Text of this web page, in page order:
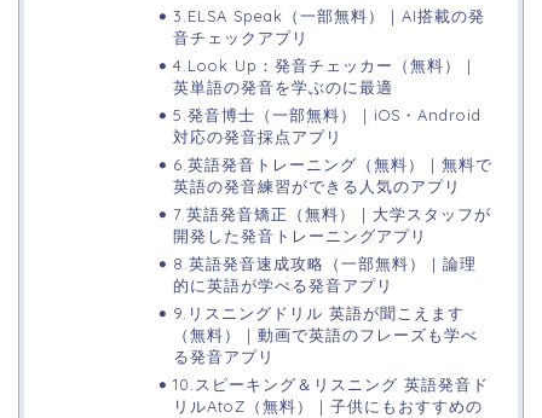
3.ELSA Speak（一部無料）｜AI搭載の発
音チェックアプリ
4.Look Up：発音チェッカー（無料）｜
英単語の発音を学ぶのに最適
5.発音博士（一部無料）｜iOS・Android
対応の発音採点アプリ
6.英語発音トレーニング（無料）｜無料で
英語の発音練習ができる人気のアプリ
7.英語発音矯正（無料）｜大学スタッフが
開発した発音トレーニングアプリ
8.英語発音速成攻略（一部無料）｜論理
的に英語が学べる発音アプリ
9.リスニングドリル 英語が聞こえます
（無料）｜動画で英語のフレーズも学べ
る発音アプリ
10.スピーキング＆リスニング 英語発音ド
リルAtoZ（無料）｜子供にもおすすめの